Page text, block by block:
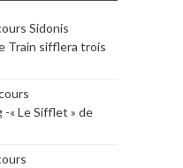
Sidonis
Train sifflera trois
« Le Sifflet » de